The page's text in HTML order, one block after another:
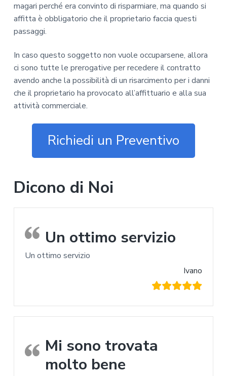
magari perché era convinto di risparmiare, ma quando si
affitta è obbligatorio che il proprietario faccia questi
passaggi.
In caso questo soggetto non vuole occuparsene, allora
ci sono tutte le prerogative per recedere il contratto
avendo anche la possibilità di un risarcimento per i danni
che il proprietario ha provocato all’affittuario e alla sua
attività commerciale.
Richiedi un Preventivo
Dicono di Noi
Un ottimo servizio
Un ottimo servizio
Ivano
Mi sono trovata
molto bene